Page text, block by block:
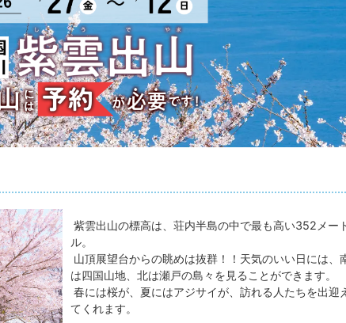
紫雲出山の標高は、荘内半島の中で最も高い352メー
ル。
山頂展望台からの眺めは抜群！！天気のいい日には、
は四国山地、北は瀬戸の島々を見ることができます。
春には桜が、夏にはアジサイが、訪れる人たちを出迎
てくれます。